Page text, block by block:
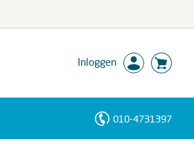
Inloggen
010-4731397